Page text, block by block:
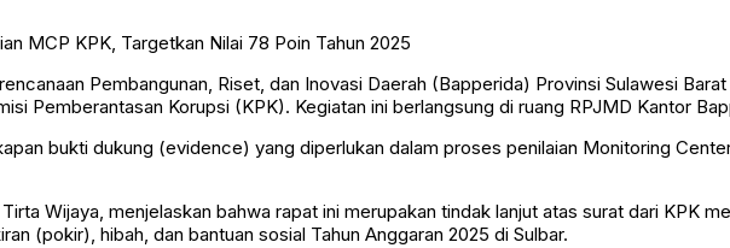
Pembangunan, Riset, dan Inovasi Daerah (Bapperida) Provinsi Sulawesi
Pemberantasan Korupsi (KPK). Kegiatan ini berlangsung di ruang RPJMD Kantor
bukti dukung (evidence) yang diperlukan dalam proses penilaian Monitoring
Wijaya, menjelaskan bahwa rapat ini merupakan tindak lanjut atas surat dari KPK
(pokir), hibah, dan bantuan sosial Tahun Anggaran 2025 di Sulbar.